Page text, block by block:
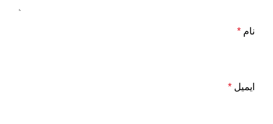
نام *
ایمیل *